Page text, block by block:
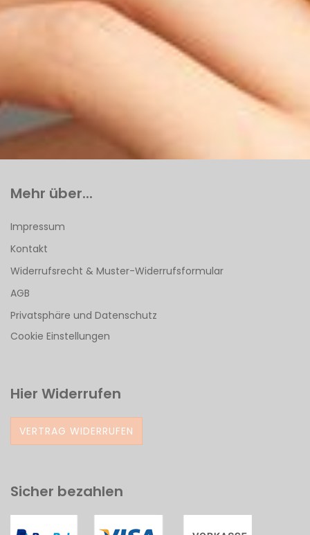
Mehr über...
Impressum
Kontakt
Widerrufsrecht & Muster-Widerrufsformular
AGB
Privatsphäre und Datenschutz
Cookie Einstellungen
Hier Widerrufen
VERTRAG WIDERRUFEN
Sicher bezahlen